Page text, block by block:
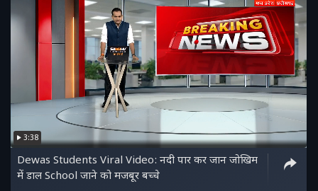
3:38
Dewas Students Viral Video: नदी पार कर जान जोखिम
में डाल School जाने को मजबूर बच्चे